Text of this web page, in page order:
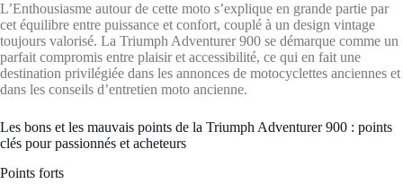
L’Enthousiasme autour de cette moto s’explique en grande partie par
cet équilibre entre puissance et confort, couplé à un design vintage
toujours valorisé. La Triumph Adventurer 900 se démarque comme un
parfait compromis entre plaisir et accessibilité, ce qui en fait une
destination privilégiée dans les annonces de motocyclettes anciennes et
dans les conseils d’entretien moto ancienne.
Les bons et les mauvais points de la Triumph Adventurer 900 : points
clés pour passionnés et acheteurs
Points forts